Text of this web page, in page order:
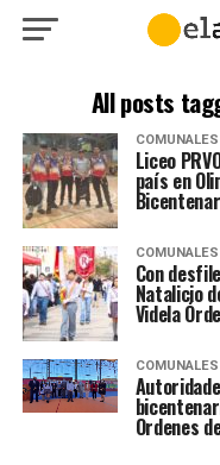
All posts
COMUNALES
Liceo
país en
COMUNALES
Con
Natalicio
Videla
COMUNALES
Ordenes